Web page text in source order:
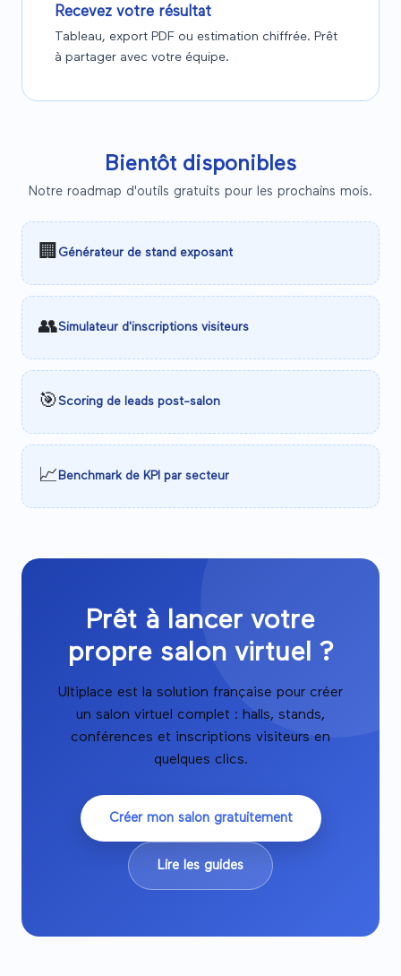
Recevez votre résultat
Tableau, export PDF ou estimation chiffrée. Prêt
à partager avec votre équipe.
Bientôt disponibles
Notre roadmap d'outils gratuits pour les prochains mois.
🏢 Générateur de stand exposant
👥Simulateur d'inscriptions visiteurs
🎯Scoring de leads post-salon
📈 Benchmark de KPI par secteur
Prêt à lancer votre
propre salon virtuel ?
Ultiplace est la solution française pour créer
un salon virtuel complet : halls, stands,
conférences et inscriptions visiteurs en
quelques clics.
Créer mon salon gratuitement
Lire les guides